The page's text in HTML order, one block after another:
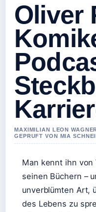
Oliver
MAXIMILIAN LEON
GEPRUFT VON MIA
Man kennt ihn von
seinen Büchern –
unverblümten Art,
des Lebens zu